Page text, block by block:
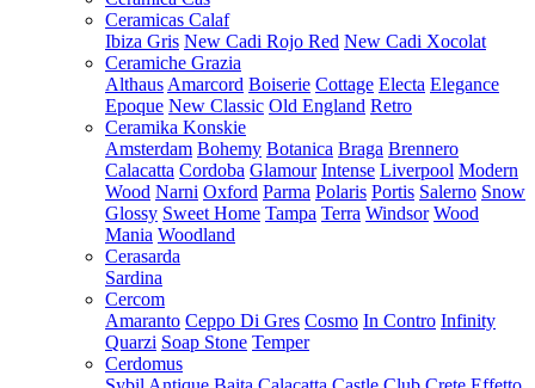
Ceramicas Calaf
Ibiza Gris New Cadi Rojo Red New Cadi Xocolat
Ceramiche Grazia
Althaus Amarcord Boiserie Cottage Electa Elegance
Epoque New Classic Old England Retro
Ceramika Konskie
Amsterdam Bohemy Botanica Braga Brennero
Calacatta Cordoba Glamour Intense Liverpool Modern
Wood Narni Oxford Parma Polaris Portis Salerno Snow
Glossy Sweet Home Tampa Terra Windsor Wood
Mania Woodland
Cerasarda
Sardina
Cercom
Amaranto Ceppo Di Gres Cosmo In Contro Infinity
Quarzi Soap Stone Temper
Cerdomus